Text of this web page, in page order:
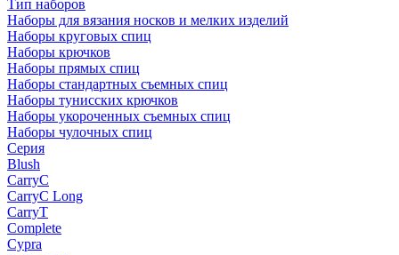
Тип наборов
Наборы для вязания носков и мелких изделий
Наборы круговых спиц
Наборы крючков
Наборы прямых спиц
Наборы стандартных съемных спиц
Наборы тунисских крючков
Наборы укороченных съемных спиц
Наборы чулочных спиц
Серия
Blush
CarryC
CarryC Long
CarryT
Complete
Cypra